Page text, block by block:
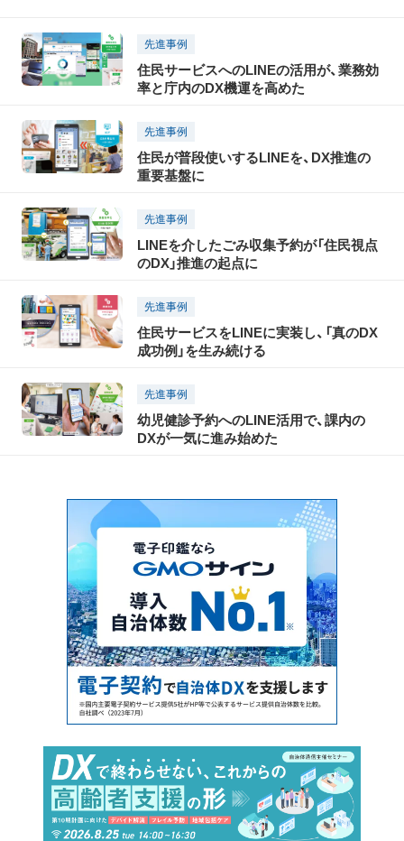
先進事例
住民サービスへのLINEの活用が、業務効
率と庁内のDX機運を高めた
先進事例
住民が普段使いするLINEを、DX推進の
重要基盤に
先進事例
LINEを介したごみ収集予約が「住民視点
のDX」推進の起点に
先進事例
住民サービスをLINEに実装し、「真のDX
成功例」を生み続ける
先進事例
幼児健診予約へのLINE活用で、課内の
DXが一気に進み始めた